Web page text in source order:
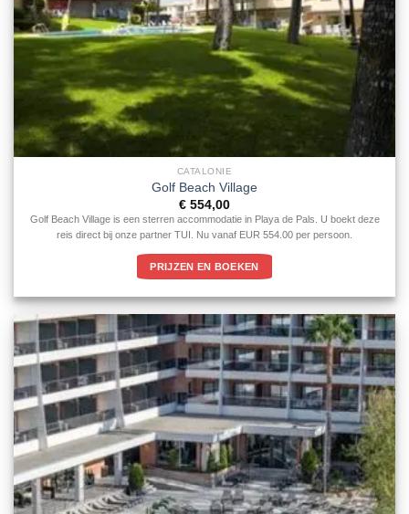
CATALONIE
Golf Beach Village
€ 554,00
Golf Beach Village is een sterren accommodatie in Playa de Pals. U boekt deze
reis direct bij onze partner TUI. Nu vanaf EUR 554.00 per persoon.
PRIJZEN EN BOEKEN